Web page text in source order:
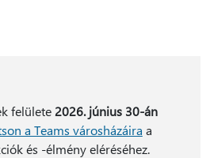
felülete 2026. június 30-án
a Teams városházáira a
és -élmény eléréséhez.